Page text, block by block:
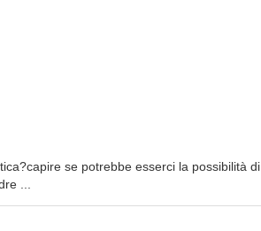
se potrebbe esserci la possibilità di
...